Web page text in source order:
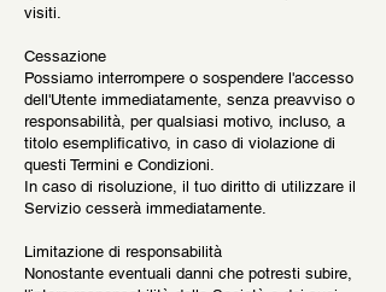
visiti.
Cessazione
Possiamo interrompere o sospendere l'accesso
dell'Utente immediatamente, senza preavviso o
responsabilità, per qualsiasi motivo, incluso, a
titolo esemplificativo, in caso di violazione di
questi Termini e Condizioni.
In caso di risoluzione, il tuo diritto di utilizzare il
Servizio cesserà immediatamente.
Limitazione di responsabilità
Nonostante eventuali danni che potresti subire,